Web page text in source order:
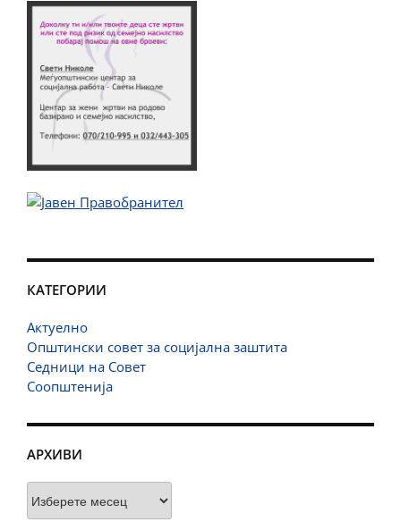
КАТЕГОРИИ
Актуелно
Општински совет за социјална заштита
Седници на Совет
Соопштенија
АРХИВИ